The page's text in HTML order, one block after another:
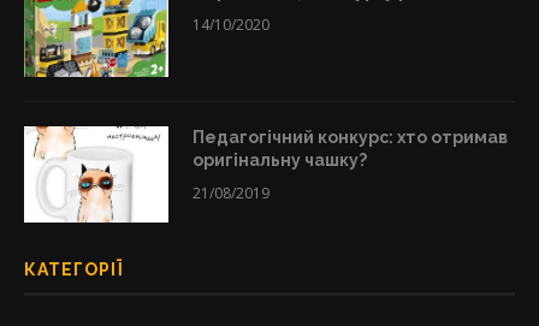
14/10/2020
Педагогічний конкурс: хто отримав
оригінальну чашку?
21/08/2019
КАТЕГОРІЇ